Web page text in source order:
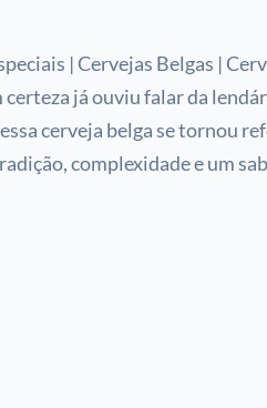
| Cervejas Belgas |
certeza já ouviu falar da
cerveja belga se tornou
complexidade e um